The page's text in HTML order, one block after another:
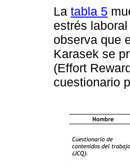
La tabla 5
estrés
observa que
Karasek se
(Effort
cuestionario